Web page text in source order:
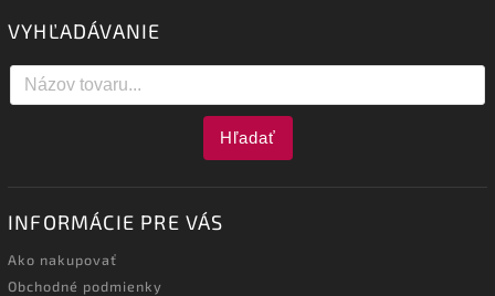
VYHĽADÁVANIE
Hľadať
INFORMÁCIE PRE VÁS
Ako nakupovať
Obchodné podmienky